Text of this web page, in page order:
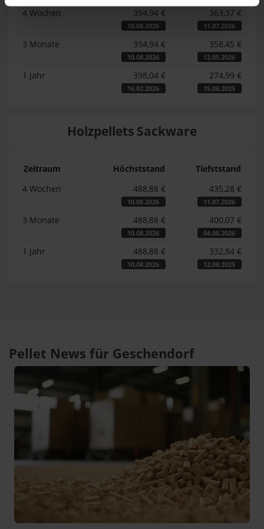
4 Wochen
394,94 €
10.08.2026
363,37 €
11.07.2026
3 Monate 394,94 €
10.08.2026
358,45 €
12.05.2026
1 Jahr 398,04 €
16.02.2026
274,99 €
15.08.2025
Holzpellets Sackware
Zeitraum Höchststand
Tiefststand
4 Wochen
488,88 €
10.08.2026
435,28 €
11.07.2026
3 Monate 488,88 €
10.08.2026
400,07 €
04.06.2026
1 Jahr 488,88 €
10.08.2026
332,84 €
12.08.2025
Pellet News für Geschendorf